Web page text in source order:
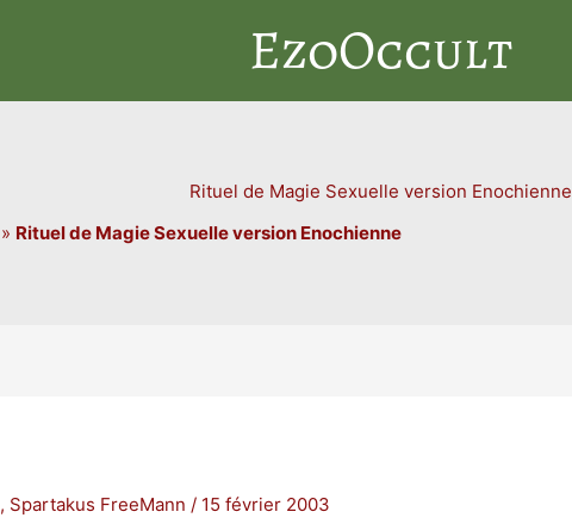
EzoOccult
Rituel de Magie Sexuelle version Enochienne
» Rituel de Magie Sexuelle version Enochienne
, Spartakus FreeMann / 15 février 2003